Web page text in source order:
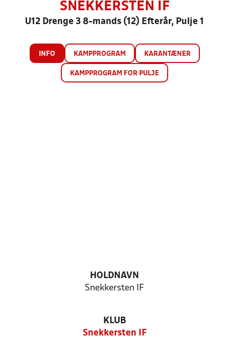
SNEKKERSTEN IF
U12 Drenge 3 8-mands (12) Efterår, Pulje 1
INFO KAMPPROGRAM KARANTÆNER
KAMPPROGRAM FOR PULJE
HOLDNAVN
Snekkersten IF
KLUB
Snekkersten IF